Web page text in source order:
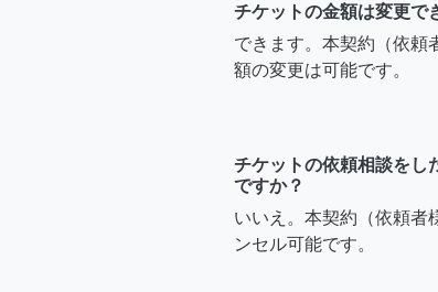
チケットの金額は変更で
できます。本契約（依頼
額の変更は可能です。
チケットの依頼相談をし
ですか？
いいえ。本契約（依頼者
ンセル可能です。